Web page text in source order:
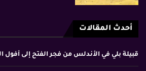
أحدث المقالات
قبيلة بلي في الأندلس من فجر الفتح إلى أفول